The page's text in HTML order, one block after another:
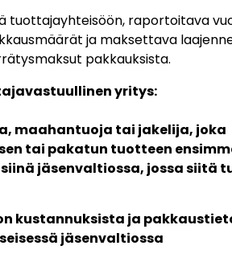
tuottajayhteisöön, raportoitava
ja maksettava
pakkauksista.
yritys:
maahantuoja tai jakelija, joka
tai pakatun tuotteen
jäsenvaltiossa, jossa siitä
kustannuksista ja
jäsenvaltiossa